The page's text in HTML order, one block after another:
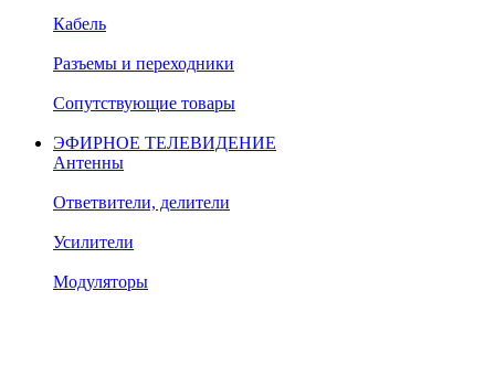
Кабель
Разъемы и переходники
Сопутствующие товары
ЭФИРНОЕ ТЕЛЕВИДЕНИЕ
Антенны
Ответвители, делители
Усилители
Модуляторы